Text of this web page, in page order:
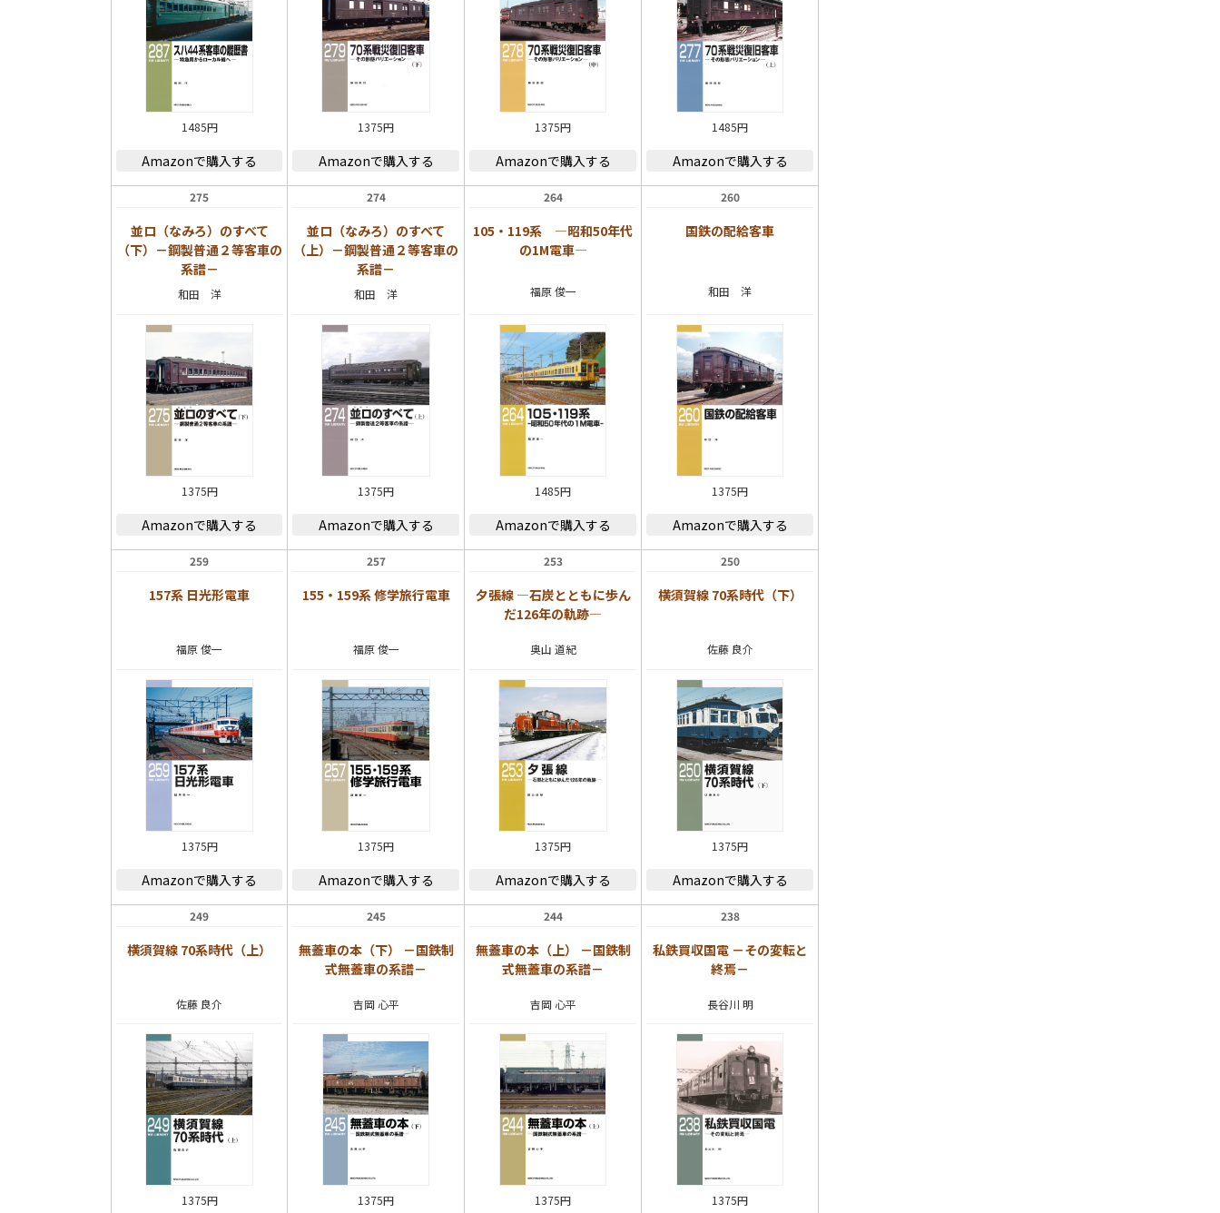
1485円
Amazonで購入する
1375円
Amazonで購入する
1375円
Amazonで購入する
1485円
Amazonで購入する
275
並ロ（なみろ）のすべて
（下）－鋼製普通２等客車の
系譜－
和田 洋
1375円
Amazonで購入する
274
並ロ（なみろ）のすべて
（上）－鋼製普通２等客車の
系譜－
和田 洋
1375円
Amazonで購入する
264
105・119系 ―昭和50年代
の1M電車―
福原 俊一
1485円
Amazonで購入する
260
国鉄の配給客車
和田 洋
1375円
Amazonで購入する
259
157系 日光形電車
福原 俊一
1375円
Amazonで購入する
257
155・159系 修学旅行電車
福原 俊一
1375円
Amazonで購入する
253
夕張線 ―石炭とともに歩ん
だ126年の軌跡―
奥山 道紀
1375円
Amazonで購入する
250
横須賀線 70系時代（下）
佐藤 良介
1375円
Amazonで購入する
249
横須賀線 70系時代（上）
佐藤 良介
1375円
245
無蓋車の本（下） －国鉄制
式無蓋車の系譜－
吉岡 心平
1375円
244
無蓋車の本（上） －国鉄制
式無蓋車の系譜－
吉岡 心平
1375円
238
私鉄買収国電 －その変転と
終焉－
長谷川 明
1375円